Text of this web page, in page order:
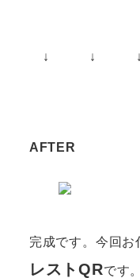
↓ ↓ ↓
AFTER
完成です。今回お
レストQRです